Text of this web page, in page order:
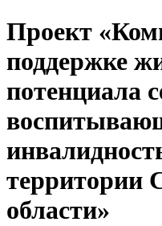
Проект
поддержке
потенциала
территории
области»